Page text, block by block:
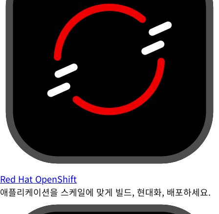
Red Hat OpenShift
애플리케이션을 스케일에 맞게 빌드, 현대화, 배포하세요.